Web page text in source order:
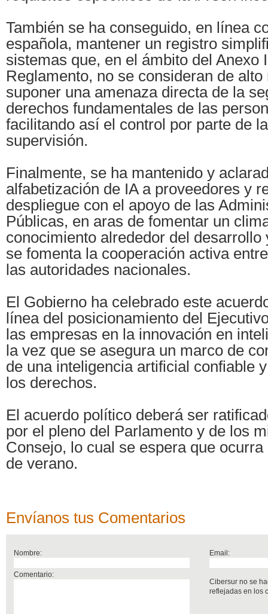
También se ha conseguido, en línea
española, mantener un registro
sistemas que, en el ámbito del Anexo
Reglamento, no se consideran de
suponer una amenaza directa de la
derechos fundamentales de las
facilitando así el control por parte de
supervisión.
Finalmente, se ha mantenido y
alfabetización de IA a proveedores y
despliegue con el apoyo de las
Públicas, en aras de fomentar un
conocimiento alrededor del desarrollo
se fomenta la cooperación activa
las autoridades nacionales.
El Gobierno ha celebrado este
línea del posicionamiento del
las empresas en la innovación en
la vez que se asegura un marco de
de una inteligencia artificial confiable
los derechos.
El acuerdo político deberá ser
por el pleno del Parlamento y de los
Consejo, lo cual se espera que
de verano.
Envíanos tus Comentarios
Nombre: Email:
Comentario:
Cibersur no se
reflejadas en los